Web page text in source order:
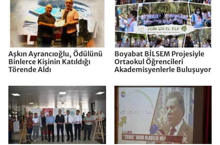
Aşkın Ayrancıoğlu, Ödülünü
Binlerce Kişinin Katıldığı
Törende Aldı
Boyabat BİLSEM Projesiyle
Ortaokul Öğrencileri
Akademisyenlerle Buluşuyor